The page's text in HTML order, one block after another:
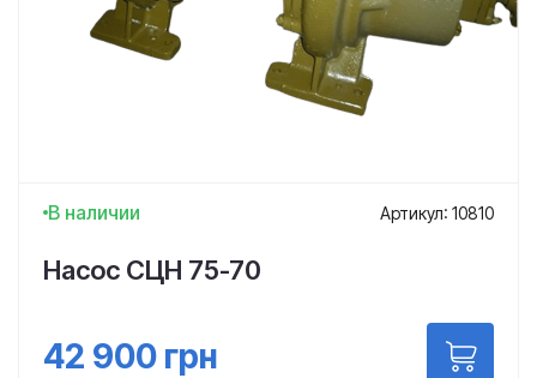
В наличии Артикул: 10810
Насос СЦН 75-70
42 900 грн